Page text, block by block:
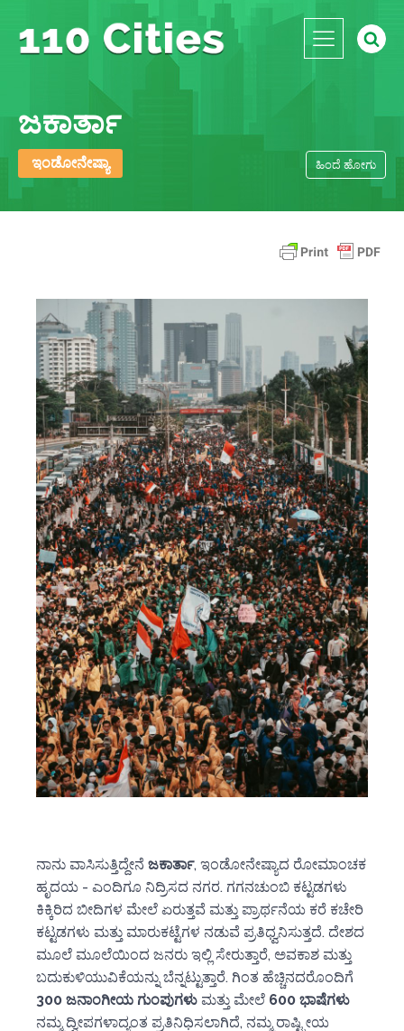
ಜಕಾರ್ತಾ
ಇಂಡೋನೇಷ್ಯಾ ಹಿಂದೆ ಹೋಗು
ನಾನು ವಾಸಿಸುತ್ತಿದ್ದೇನೆ ಜಕಾರ್ತಾ, ಇಂಡೋನೇಷ್ಯಾದ ರೋಮಾಂಚಕ
ಹೃದಯ - ಎಂದಿಗೂ ನಿದ್ರಿಸದ ನಗರ. ಗಗನಚುಂಬಿ ಕಟ್ಟಡಗಳು
ಕಿಕ್ಕಿರಿದ ಬೀದಿಗಳ ಮೇಲೆ ಏರುತ್ತವೆ ಮತ್ತು ಪ್ರಾರ್ಥನೆಯ ಕರೆ ಕಚೇರಿ
ಕಟ್ಟಡಗಳು ಮತ್ತು ಮಾರುಕಟ್ಟೆಗಳ ನಡುವೆ ಪ್ರತಿಧ್ವನಿಸುತ್ತದೆ. ದೇಶದ
ಮೂಲೆ ಮೂಲೆಯಿಂದ ಜನರು ಇಲ್ಲಿ ಸೇರುತ್ತಾರೆ, ಅವಕಾಶ ಮತ್ತು
ಬದುಕುಳಿಯುವಿಕೆಯನ್ನು ಬೆನ್ನಟ್ಟುತ್ತಾರೆ. ಗಿಂತ ಹೆಚ್ಚಿನದರೊಂದಿಗೆ
300 ಜನಾಂಗೀಯ ಗುಂಪುಗಳು ಮತ್ತು ಮೇಲೆ 600 ಭಾಷೆಗಳು
ನಮ್ಮ ದ್ವೀಪಗಳಾದ್ಯಂತ ಪ್ರತಿನಿಧಿಸಲಾಗಿದೆ, ನಮ್ಮ ರಾಷ್ಟ್ರೀಯ